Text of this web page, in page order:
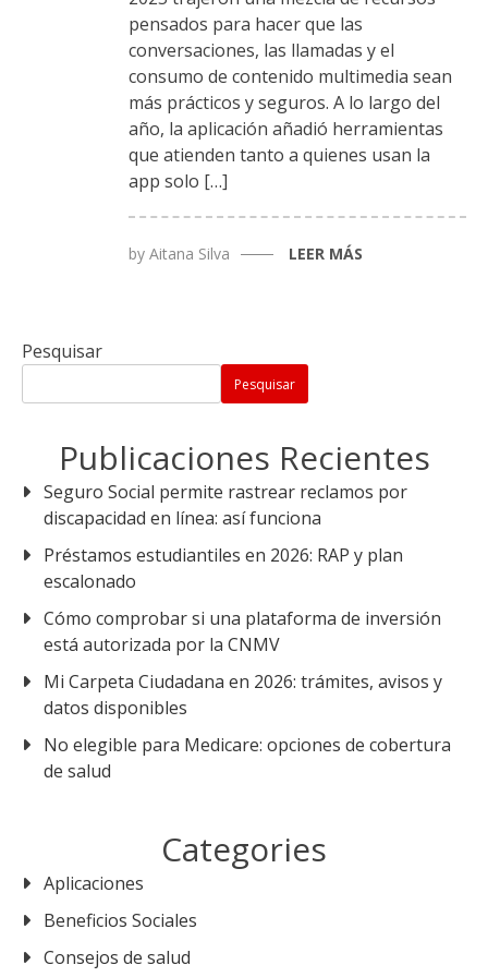
pensados para hacer que las
conversaciones, las llamadas y el
consumo de contenido multimedia sean
más prácticos y seguros. A lo largo del
año, la aplicación añadió herramientas
que atienden tanto a quienes usan la
app solo […]
byAitana Silva LEER MÁS
Pesquisar
Pesquisar
Publicaciones Recientes
Seguro Social permite rastrear reclamos por
discapacidad en línea: así funciona
Préstamos estudiantiles en 2026: RAP y plan
escalonado
Cómo comprobar si una plataforma de inversión
está autorizada por la CNMV
Mi Carpeta Ciudadana en 2026: trámites, avisos y
datos disponibles
No elegible para Medicare: opciones de cobertura
de salud
Categories
Aplicaciones
Beneficios Sociales
Consejos de salud